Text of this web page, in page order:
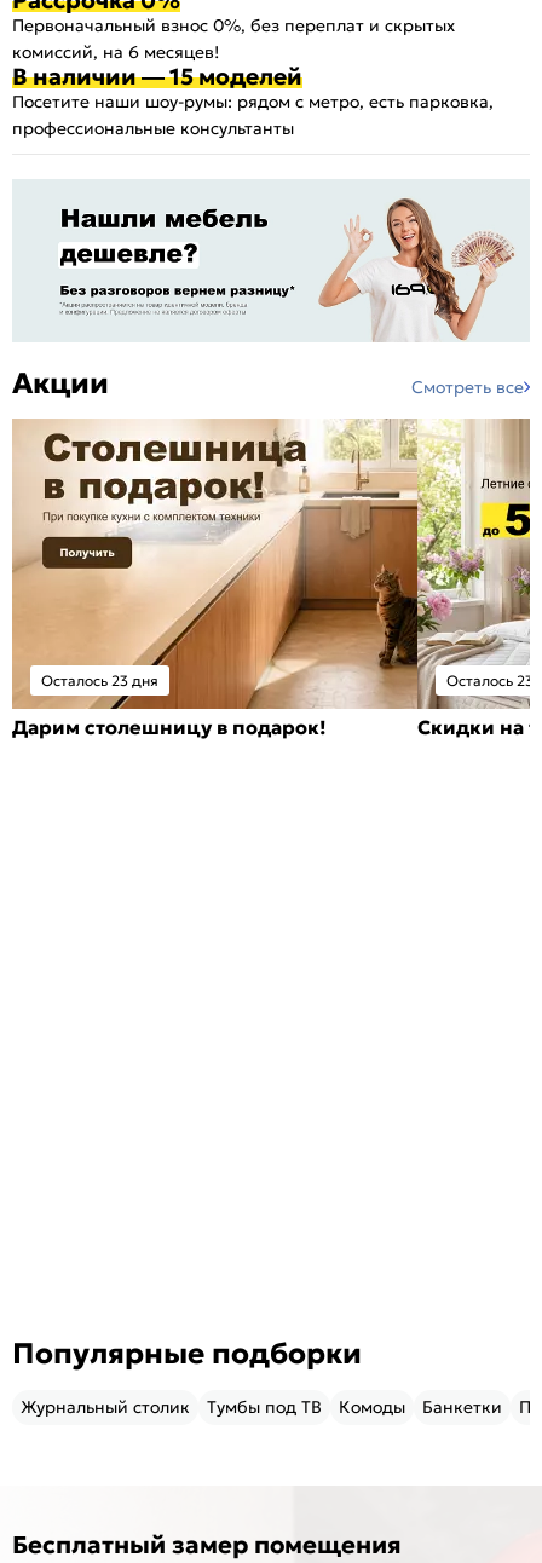
Первоначальный взнос 0%, без переплат и скрытых
комиссий, на 6 месяцев!
В наличии — 15 моделей
Посетите наши шоу-румы: рядом с метро, есть парковка,
профессиональные консультанты
Акции Смотреть все
Осталось 23 дня
Дарим столешницу в подарок!
Осталось 23
Скидки на
Популярные подборки
Журнальный столик Тумбы под ТВ Комоды Банкетки
Бесплатный замер помещения